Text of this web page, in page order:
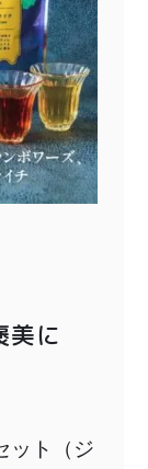
美に
ット（ジ